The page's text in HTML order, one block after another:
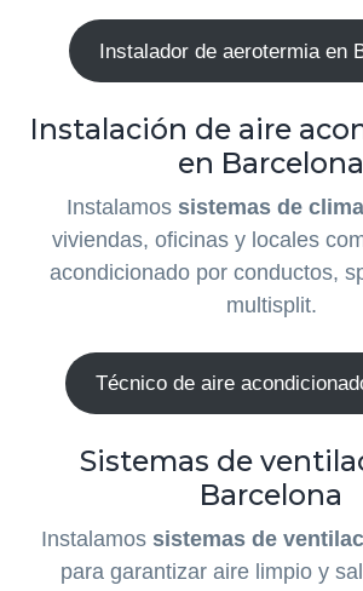
Instalador de aerotermia en
Instalación de aire
en Barcelona
Instalamos sistemas de
viviendas, oficinas y locales
acondicionado por conductos,
multisplit.
Técnico de aire
Sistemas de
Barcelona
Instalamos sistemas de
para garantizar aire limpio y